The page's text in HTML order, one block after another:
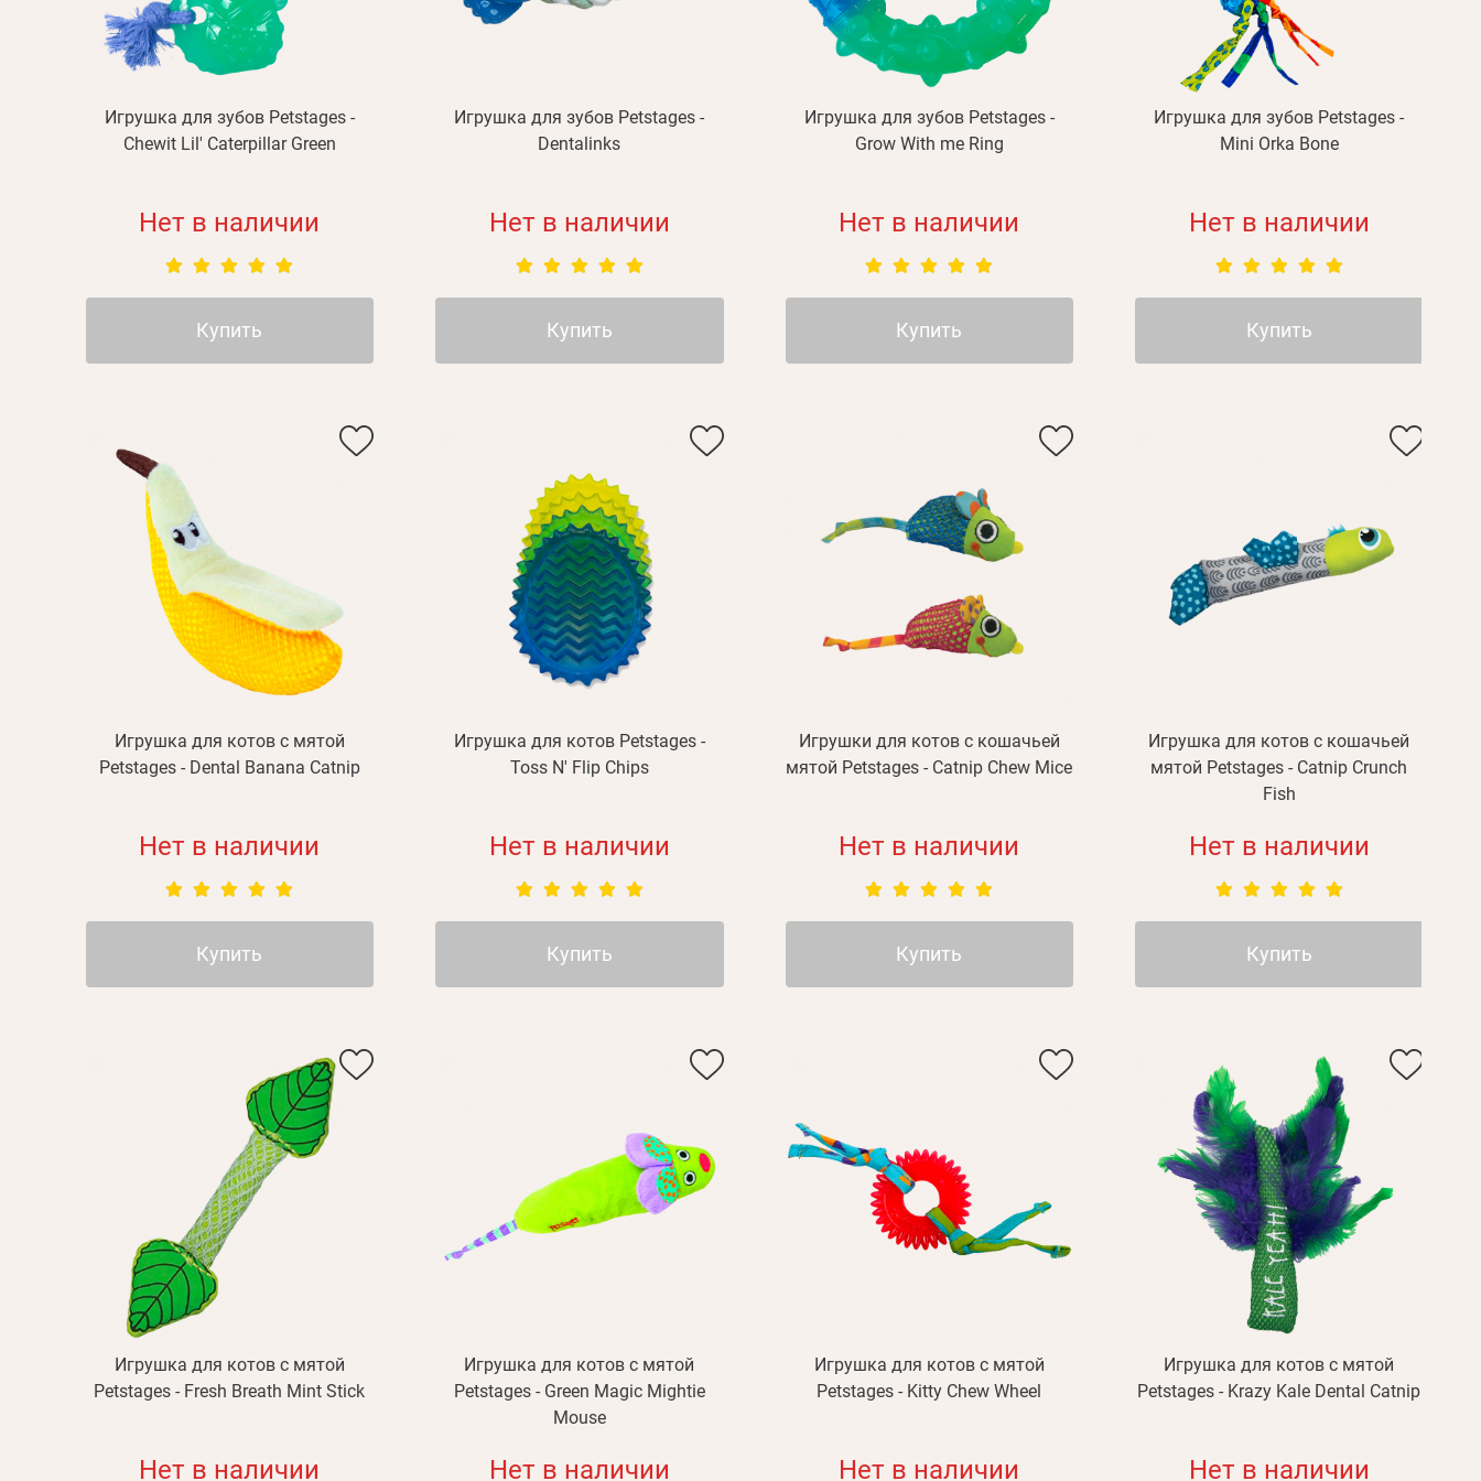
Игрушка для зубов Petstages -
Chewit Lil' Caterpillar Green
Нет в наличии
Купить
Игрушка для зубов Petstages -
Dentalinks
Нет в наличии
Купить
Игрушка для зубов Petstages -
Grow With me Ring
Нет в наличии
Купить
Игрушка для зубов Petstages -
Mini Orka Bone
Нет в наличии
Купить
Игрушка для котов с мятой
Petstages - Dental Banana Catnip
Нет в наличии
Купить
Игрушка для котов Petstages -
Toss N' Flip Chips
Нет в наличии
Купить
Игрушки для котов с кошачьей
мятой Petstages - Catnip Chew Mice
Нет в наличии
Купить
Игрушка для котов с кошачьей
мятой Petstages - Catnip Crunch
Fish
Нет в наличии
Купить
Игрушка для котов с мятой
Petstages - Fresh Breath Mint Stick
Нет в наличии
Игрушка для котов с мятой
Petstages - Green Magic Mightie
Mouse
Нет в наличии
Игрушка для котов с мятой
Petstages - Kitty Chew Wheel
Нет в наличии
Игрушка для котов с мятой
Petstages - Krazy Kale Dental Catnip
Нет в наличии